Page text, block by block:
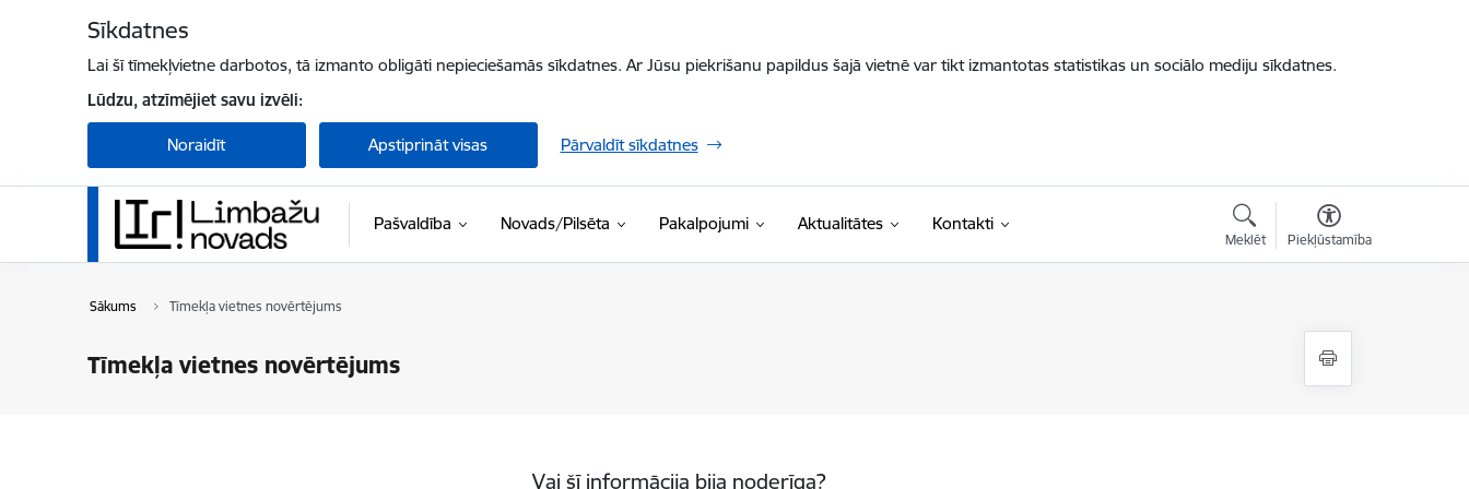
Sīkdatnes
Lai šī tīmekļvietne darbotos, tā izmanto obligāti nepieciešamās sīkdatnes. Ar Jūsu piekrišanu papildus šajā vietnē var tikt izmantotas statistikas un sociālo mediju sīkdatnes.
Lūdzu, atzīmējiet savu izvēli:
Noraidīt Apstiprināt visas Pārvaldīt sīkdatnes
Pašvaldība Novads/Pilsēta Pakalpojumi Aktualitātes Kontakti
Meklēt Piekļūstamība
Sākums Tīmekļa vietnes novērtējums
Tīmekļa vietnes novērtējums
Vai šī informācija bija noderīga?